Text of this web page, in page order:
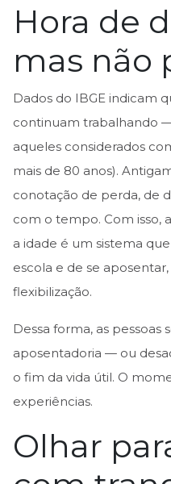
Hora de
mas não
Dados do IBGE indicam
continuam trabalhando
aqueles considerados
mais de 80 anos).
conotação de perda, de
com o tempo. Com isso,
a idade é um sistema
escola e de se
flexibilização.
Dessa forma, as pessoas
aposentadoria — ou
o fim da vida útil. O
experiências.
Olhar